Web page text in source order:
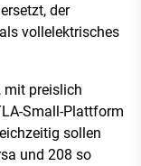
der
vollelektrisches
mit preislich
Small-Plattform
sollen
und 208 so